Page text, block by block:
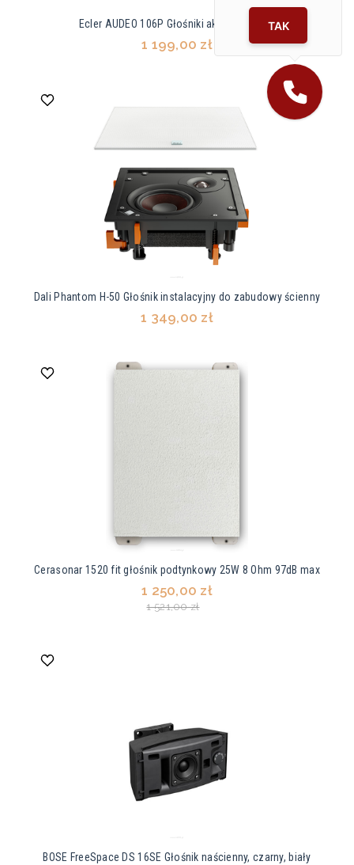
Ecler AUDEO 106P Głośniki aktywne (para)
1 199,00 zł
Dali Phantom H-50 Głośnik instalacyjny do zabudowy ścienny
1 349,00 zł
Cerasonar 1520 fit głośnik podtynkowy 25W 8 Ohm 97dB max
1 250,00 zł
1 521,00 zł
BOSE FreeSpace DS 16SE Głośnik naścienny, czarny, biały
TAK